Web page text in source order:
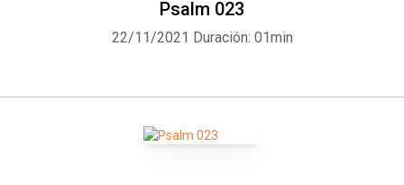
Psalm 023
22/11/2021 Duración: 01min